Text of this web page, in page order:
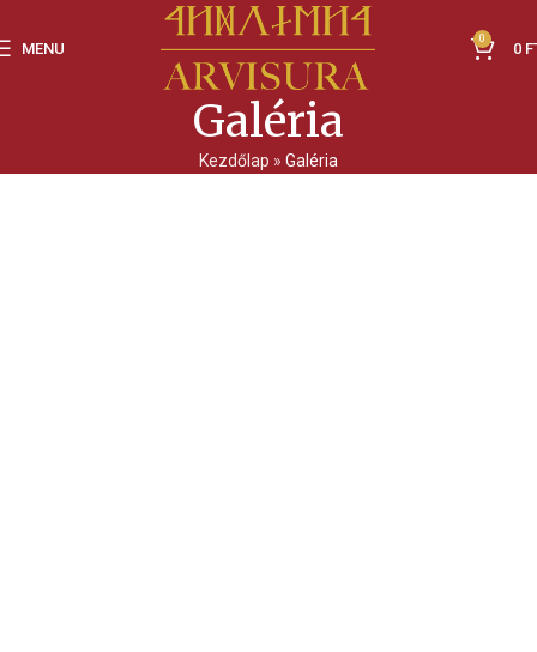
MENU
0
0
Galéria
Kezdőlap » Galéria